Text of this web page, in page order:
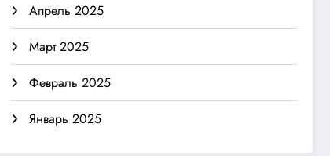
Апрель 2025
Март 2025
Февраль 2025
Январь 2025